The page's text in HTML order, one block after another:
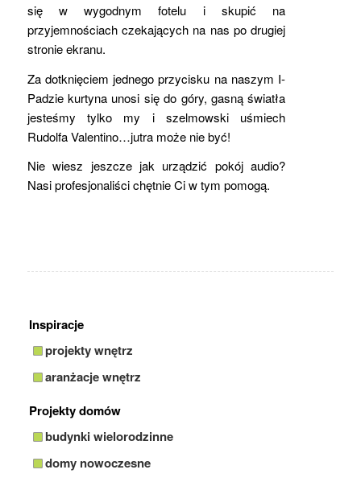
się w wygodnym fotelu i skupić na
przyjemnościach czekających na nas po drugiej
stronie ekranu.
Za dotknięciem jednego przycisku na naszym I-
Padzie kurtyna unosi się do góry, gasną światła
jesteśmy tylko my i szelmowski uśmiech
Rudolfa Valentino…jutra może nie być!
Nie wiesz jeszcze jak urządzić pokój audio?
Nasi profesjonaliści chętnie Ci w tym pomogą.
Inspiracje
projekty wnętrz
aranżacje wnętrz
Projekty domów
budynki wielorodzinne
domy nowoczesne